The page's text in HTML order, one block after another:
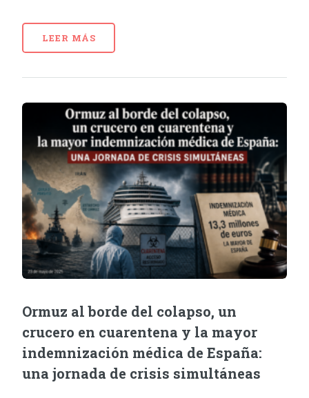
LEER MÁS
Ormuz al borde del colapso, un
crucero en cuarentena y la mayor
indemnización médica de España:
una jornada de crisis simultáneas